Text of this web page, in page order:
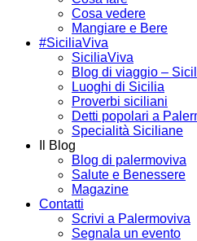
Cosa vedere
Mangiare e Bere
#SiciliaViva
SiciliaViva
Blog di viaggio –
Luoghi di Sicilia
Proverbi siciliani
Detti popolari a
Specialità Siciliane
Il Blog
Blog di palermoviva
Salute e Benessere
Magazine
Contatti
Scrivi a Palermoviva
Segnala un evento